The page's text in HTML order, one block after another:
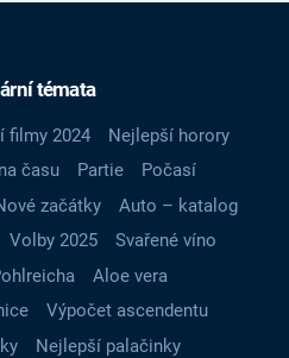
témata
filmy 2024
Nejlepší horory
času Partie
Počasí
začátky
Auto – katalog
Volby 2025
Svařené víno
Aloe vera
Výpočet ascendentu
Nejlepší palačinky